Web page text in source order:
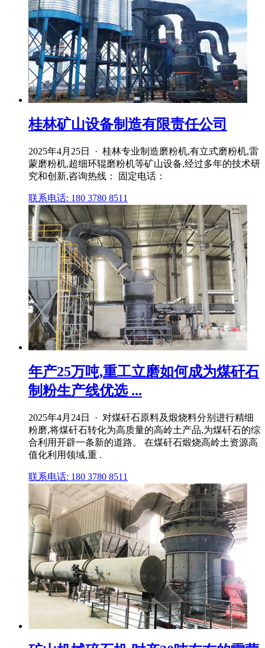
桂林矿山设备制造有限责任公司
2025年4月25日 · 桂林专业制造磨粉机,有立式磨粉机,雷
蒙磨粉机,超细环辊磨粉机等矿山设备,经过多年的技术研
究和创新,咨询热线： 固定电话：
联系电话: 180 3780 8511
年产25万吨,重工立磨如何成为煤矸石
制粉生产线优选 ...
2025年4月24日 · 对煤矸石原料及煅烧料分别进行精细
粉磨,将煤矸石转化为高质量的高岭土产品,为煤矸石的综
合利用开辟一条新的道路。 在煤矸石煅烧高岭土资源高
值化利用领域,重 .
联系电话: 180 3780 8511